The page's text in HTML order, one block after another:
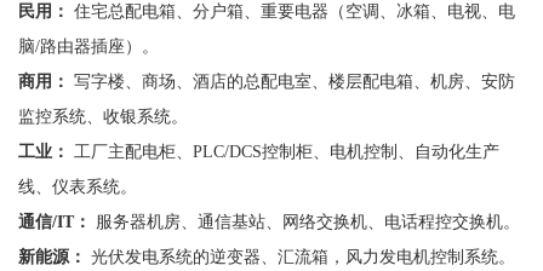
民用： 住宅总配电箱、分户箱、重要电器（空调、冰箱、电视、电
脑/路由器插座）。
商用： 写字楼、商场、酒店的总配电室、楼层配电箱、机房、安防
监控系统、 收银系统。
工业：
工厂主配电柜、 PLC/DCS控制柜、电机控制、自动化生产
线、仪表系统。
通信/IT：
服务器机房、通信基站、网络交换机、电话程控交换机。
新能源： 光伏发电系统的逆变器、汇流箱，风力发电机控制系统。